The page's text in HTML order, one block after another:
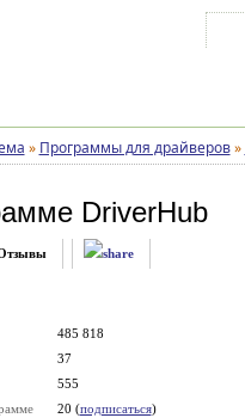
» Программы для драйверов »
DriverHub
485 818
37
555
20 (подписаться)